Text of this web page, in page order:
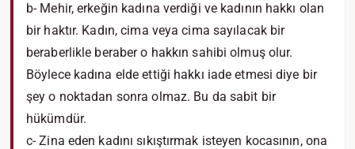
b- Mehir, erkeğin kadına verdiği ve kadının hakkı olan
bir haktır. Kadın, cima veya cima sayılacak bir
beraberlikle beraber o hakkın sahibi olmuş olur.
Böylece kadına elde ettiği hakkı iade etmesi diye bir
şey o noktadan sonra olmaz. Bu da sabit bir
hükümdür.
c- Zina eden kadını sıkıştırmak isteyen kocasının, ona